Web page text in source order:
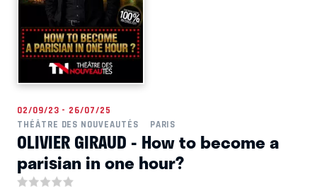
02/09/23 - 26/07/25
THÉÂTRE DES NOUVEAUTÉS
PARIS
OLIVIER GIRAUD - How to become a
parisian in one hour?